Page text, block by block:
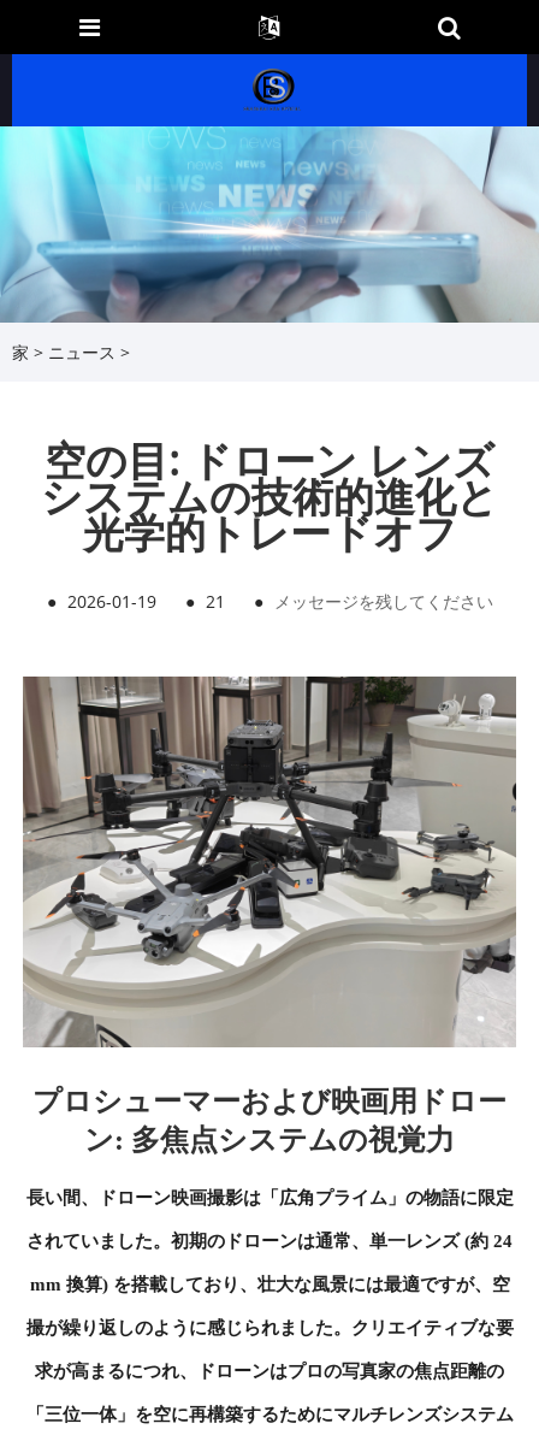
家 > ニュース >
空の目: ドローン レンズ
システムの技術的進化と
光学的トレードオフ
● 2026-01-19 ● 21 ● メッセージを残してください
プロシューマーおよび映画用ドロー
ン: 多焦点システムの視覚力
長い間、ドローン映画撮影は「広角プライム」の物語に限定
されていました。初期のドローンは通常、単一レンズ (約 24
mm 換算) を搭載しており、壮大な風景には最適ですが、空
撮が繰り返しのように感じられました。クリエイティブな要
求が高まるにつれ、ドローンはプロの写真家の焦点距離の
「三位一体」を空に再構築するためにマルチレンズシステム